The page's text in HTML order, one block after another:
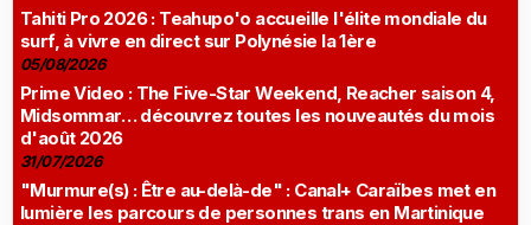
Tahiti Pro 2026 : Teahupo'o accueille l'élite mondiale du
surf, à vivre en direct sur Polynésie la 1ère
05/08/2026
Prime Video : The Five-Star Weekend, Reacher saison 4,
Midsommar… découvrez toutes les nouveautés du mois
d'août 2026
31/07/2026
"Murmure(s) : Être au-delà-de" : Canal+ Caraïbes met en
lumière les parcours de personnes trans en Martinique